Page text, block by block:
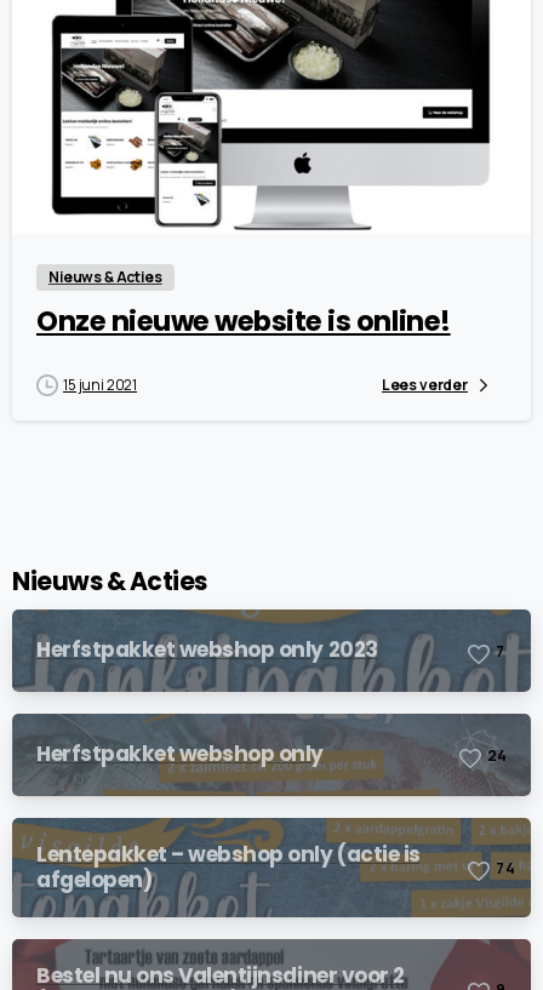
19
Nieuws & Acties
Onze nieuwe website is online!
15 juni 2021 Lees verder
Nieuws & Acties
Herfstpakket webshop only 2023 7
Herfstpakket webshop only 24
Lentepakket – webshop only (actie is
afgelopen)
74
Bestel nu ons Valentijnsdiner voor 2